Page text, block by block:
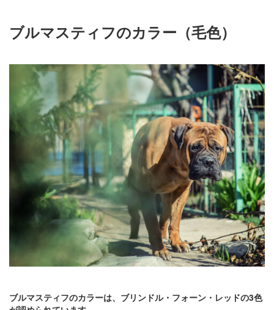
ブルマスティフのカラー（毛色）
ブルマスティフのカラーは、ブリンドル・フォーン・レッドの3色